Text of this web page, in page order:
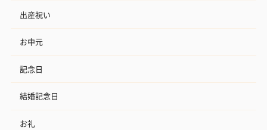
出産祝い
お中元
記念日
結婚記念日
お礼